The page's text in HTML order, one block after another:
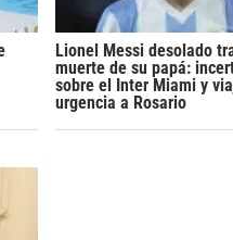
Lionel Messi desolado
muerte de su papá:
sobre el Inter Miami y
urgencia a Rosario